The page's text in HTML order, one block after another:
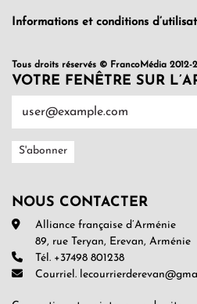
Informations et conditions
Tous droits réservés © FrancoMédia 2012-
VOTRE FENÊTRE SUR
NOUS CONTACTER
Alliance française d’Arménie
89, rue Teryan, Erevan, Arménie
Tél. +37498 801238
Courriel.